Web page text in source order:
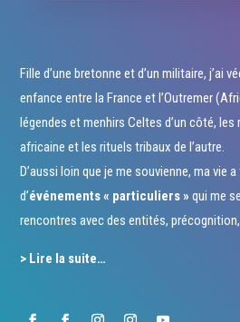
Fille d’une bretonne et d’un militaire, j’ai
enfance entre la France et l’Outremer
légendes et menhirs Celtes d’un côté,
africaine et les rituels tribaux de l’autre.
D’aussi loin que je me souvienne, ma vie
d’événements « particuliers » qui me
rencontres avec des entités,
> Lire la suite…